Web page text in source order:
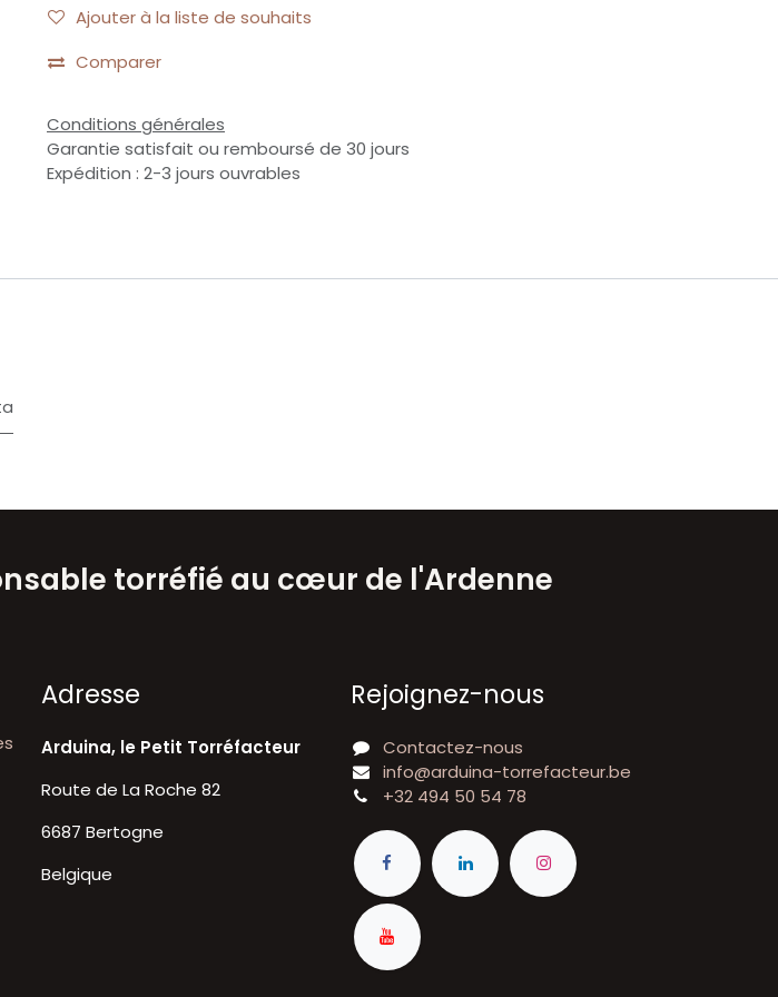
Ajouter à la liste de souhaits
Comparer
Conditions générales
Garantie satisfait ou remboursé de 30 jours
Expédition : 2-3 jours ouvrables
Rejoignez-nous
Contactez-nous
info@arduina-torrefacteur.be
+32 494 50 54 78
torréfié au cœur de l'Ardenne
A​dresse
Arduina, le Petit Torréfacteur
Route de La Roche 82
6687 Bertogne
Belgique